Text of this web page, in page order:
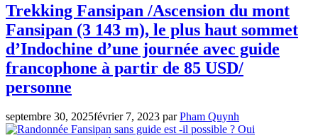
Trekking Fansipan /Ascension du mont
Fansipan (3 143 m), le plus haut sommet
d’Indochine d’une journée avec guide
francophone à partir de 85 USD/
personne
septembre 30, 2025février 7, 2023 parPham Quynh